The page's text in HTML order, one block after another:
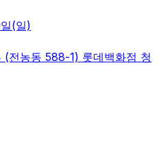
(일)
전농동 588-1) 롯데백화점 청